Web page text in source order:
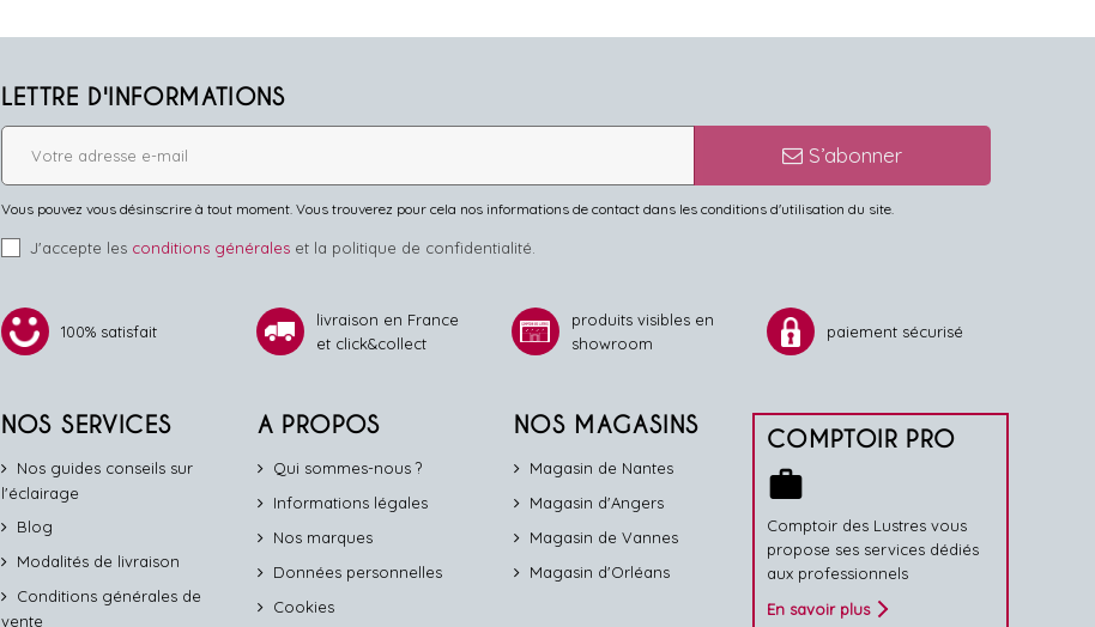
LETTRE D'INFORMATIONS
S’abonner
Vous pouvez vous désinscrire à tout moment. Vous trouverez pour cela nos informations de contact dans les conditions d'utilisation du site.
J'accepte les conditions généraleset la politique de confidentialité.
100% satisfait
livraison en France
et click&collect
produits visibles en
showroom
paiement sécurisé
NOS SERVICES
Nos guides conseils sur
l'éclairage
Blog
Modalités de livraison
Conditions générales de
vente
A PROPOS
Qui sommes-nous ?
Informations légales
Nos marques
Données personnelles
Cookies
NOS MAGASINS
Magasin de Nantes
Magasin d'Angers
Magasin de Vannes
Magasin d'Orléans
COMPTOIR PRO
work
Comptoir des Lustres vous
propose ses services dédiés
aux professionnels
En savoir plus